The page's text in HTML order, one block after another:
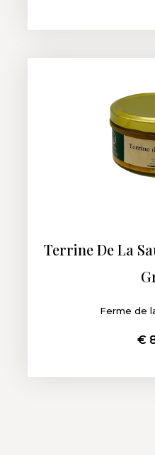
Terrine De La
Ferme de
€